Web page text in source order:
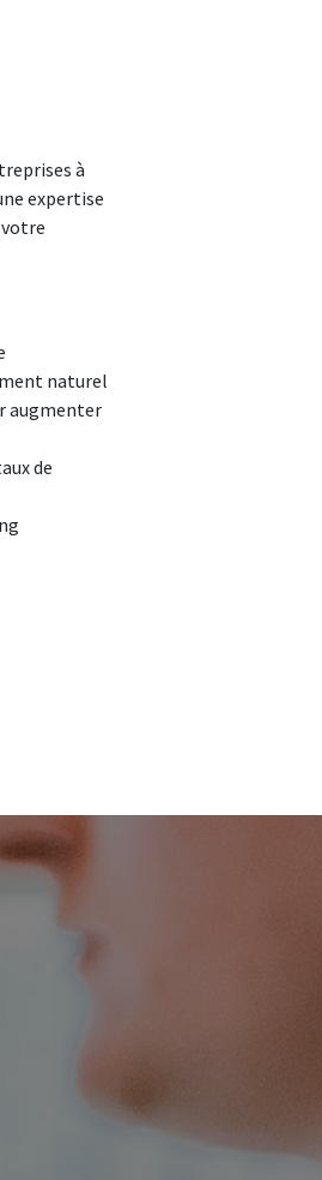
à
expertise
naturel
augmenter
de